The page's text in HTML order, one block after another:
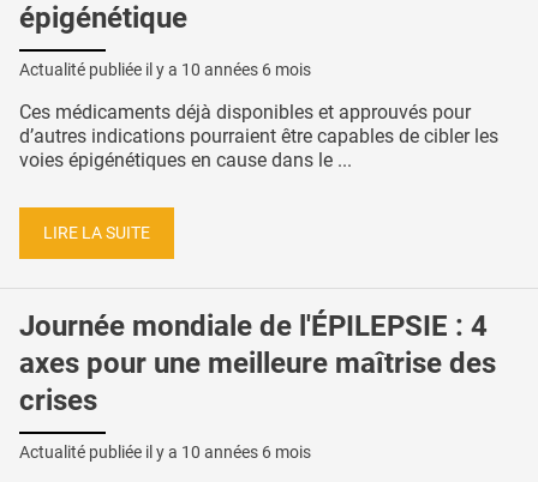
épigénétique
Actualité publiée il y a 10 années 6 mois
Ces médicaments déjà disponibles et approuvés pour
d’autres indications pourraient être capables de cibler les
voies épigénétiques en cause dans le ...
LIRE LA SUITE
Journée mondiale de l'ÉPILEPSIE : 4
axes pour une meilleure maîtrise des
crises
Actualité publiée il y a 10 années 6 mois